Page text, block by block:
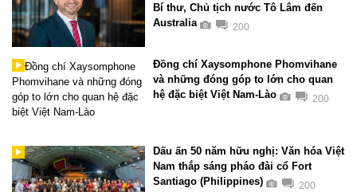
Bí thư, Chủ tịch nước Tô Lâm đến
Australia
200
Đồng chí Xaysomphone Phomvihane
và những đóng góp to lớn cho quan
hệ đặc biệt Việt Nam-Lào
200
Dấu ấn 50 năm hữu nghị: Văn hóa Việt
Nam thắp sáng pháo đài cổ Fort
Santiago (Philippines)
200